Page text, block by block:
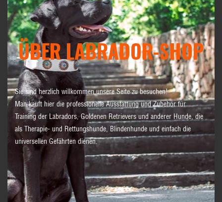
ÜBER LABRADOR-SHOP
Sie sind herzlich willkommen unsere Seite zu besuchen!
Man kauft hier die professionelle Ausstattung und Zubehör für
Training der Labradors, Goldenen Retrievers und anderer Hunde, die
als Therapie- und Rettungshunde, Blindenhunde und einfach die
universellen Gefährten dienen.